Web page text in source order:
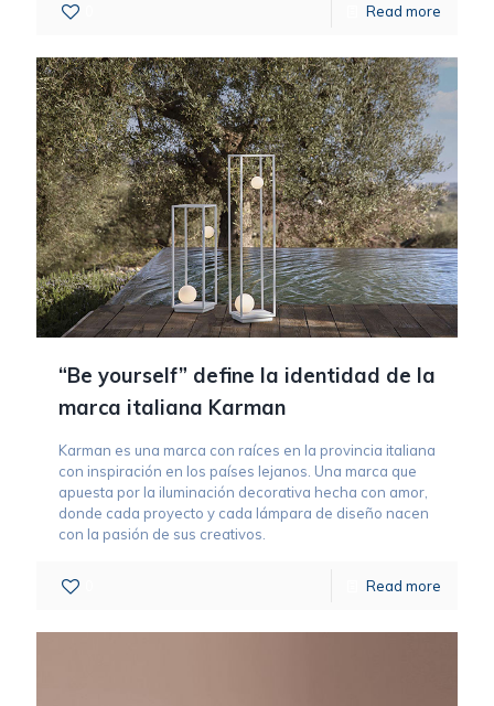
Read more
“Be yourself” define la identidad de la
marca italiana Karman
Karman es una marca con raíces en la provincia italiana
con inspiración en los países lejanos. Una marca que
apuesta por la iluminación decorativa hecha con amor,
donde cada proyecto y cada lámpara de diseño nacen
con la pasión de sus creativos.
Read more